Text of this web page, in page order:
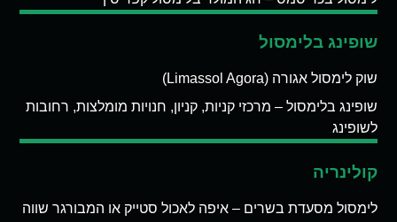
שופינג בלימסול
שוק לימסול אגורה (Limassol Agora)
שופינג בלימסול – מרכזי קניות, קניון, חנויות מומלצות, רחובות
לשופינג
קולינריה
לימסול מסעדת בשרים – איפה לאכול סטייק או המבורגר שווה